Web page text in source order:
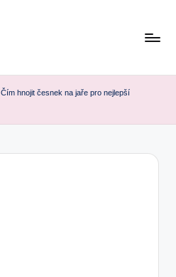
Čím hnojit česnek na jaře pro nejlepší